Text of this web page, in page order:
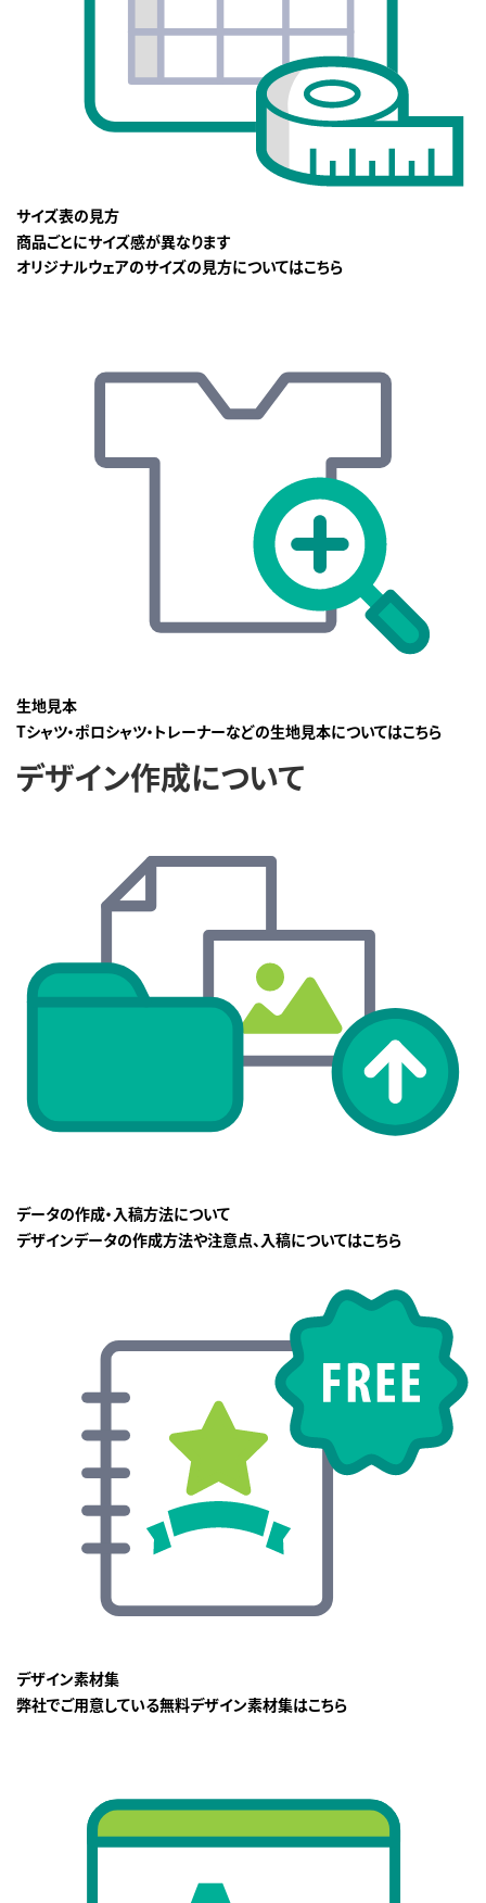
サイズ表の見方
商品ごとにサイズ感が異なります
オリジナルウェアのサイズの見方についてはこちら
生地見本
Tシャツ・ポロシャツ・トレーナーなどの生地見本についてはこちら
デザイン作成について
データの作成・入稿方法について
デザインデータの作成方法や注意点、入稿についてはこちら
デザイン素材集
弊社でご用意している無料デザイン素材集はこちら